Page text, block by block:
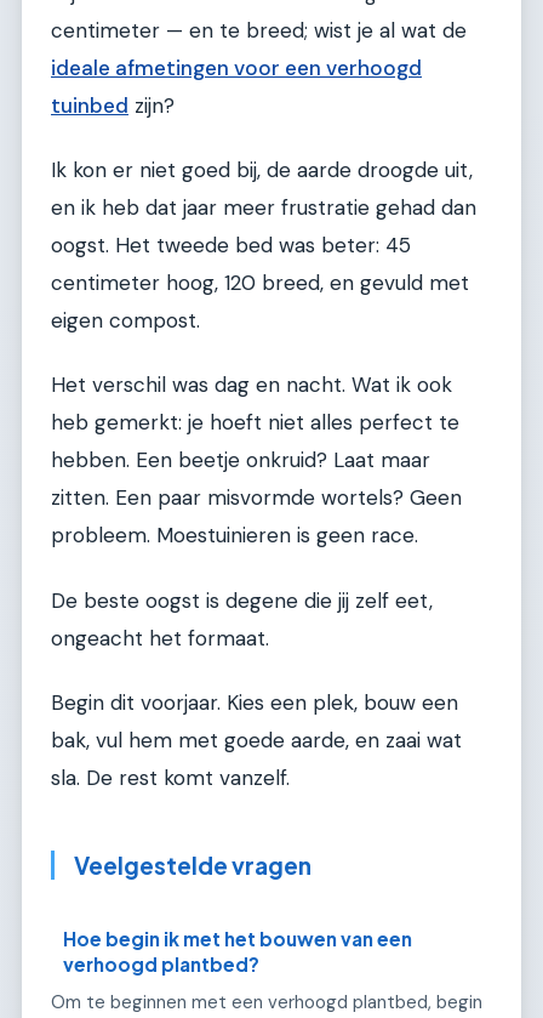
centimeter — en te breed; wist je al wat de
ideale afmetingen voor een verhoogd
tuinbed zijn?
Ik kon er niet goed bij, de aarde droogde uit,
en ik heb dat jaar meer frustratie gehad dan
oogst. Het tweede bed was beter: 45
centimeter hoog, 120 breed, en gevuld met
eigen compost.
Het verschil was dag en nacht. Wat ik ook
heb gemerkt: je hoeft niet alles perfect te
hebben. Een beetje onkruid? Laat maar
zitten. Een paar misvormde wortels? Geen
probleem. Moestuinieren is geen race.
De beste oogst is degene die jij zelf eet,
ongeacht het formaat.
Begin dit voorjaar. Kies een plek, bouw een
bak, vul hem met goede aarde, en zaai wat
sla. De rest komt vanzelf.
Veelgestelde vragen
Hoe begin ik met het bouwen van een
verhoogd plantbed?
Om te beginnen met een verhoogd plantbed, begin